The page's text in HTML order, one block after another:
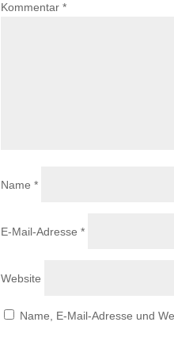
Kommentar*
Name*
E-Mail-Adresse*
Website
Name, E-Mail-Adresse und